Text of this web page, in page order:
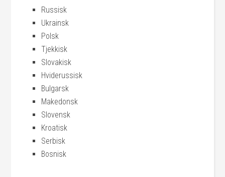
Russisk
Ukrainsk
Polsk
Tjekkisk
Slovakisk
Hviderussisk
Bulgarsk
Makedonsk
Slovensk
Kroatisk
Serbisk
Bosnisk